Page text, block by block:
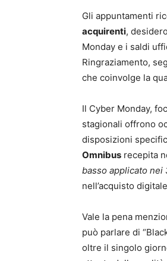
Gli appuntamenti
acquirenti,
Monday e i saldi
Ringraziamento,
che coinvolge la
Il Cyber Monday,
stagionali offrono
disposizioni
Omnibus recepita
basso applicato
nell’acquisto
Vale la pena
può parlare di
oltre il singolo